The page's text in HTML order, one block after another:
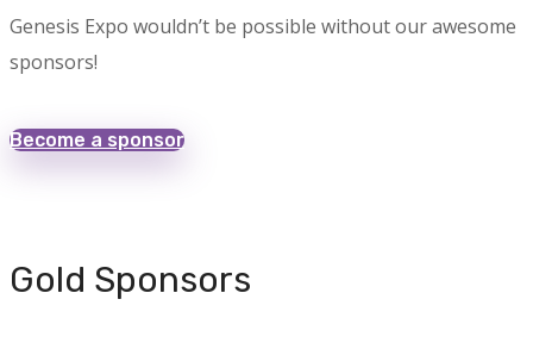
Genesis Expo wouldn’t be possible without our awesome
sponsors!
Become a sponsor
Gold Sponsors